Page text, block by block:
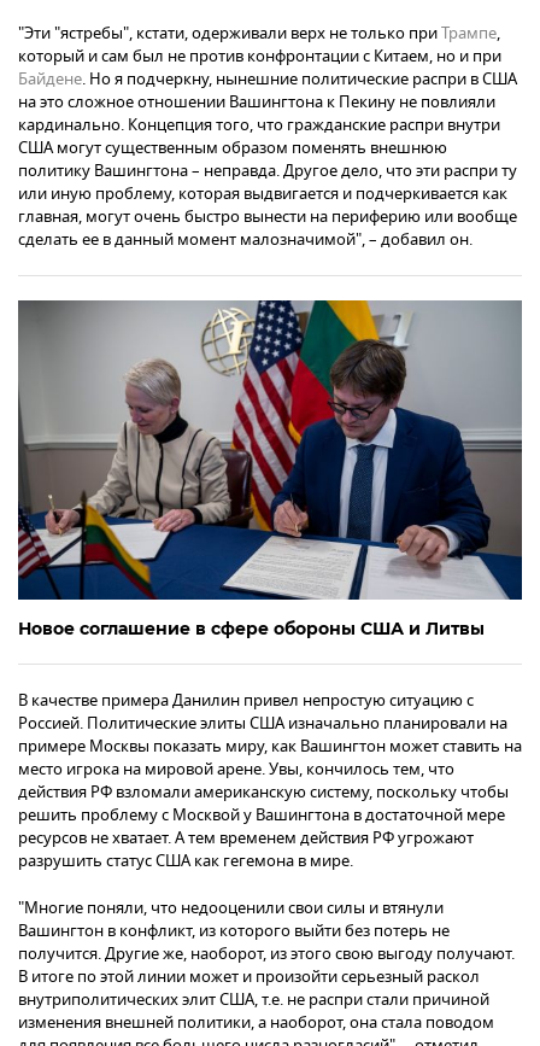
"Эти "ястребы", кстати, одерживали верх не только приТрампе,
который и сам был не против конфронтации с Китаем, но и при
Байдене. Но я подчеркну, нынешние политические распри в США
на это сложное отношении Вашингтона к Пекину не повлияли
кардинально. Концепция того, что гражданские распри внутри
США могут существенным образом поменять внешнюю
политику Вашингтона – неправда. Другое дело, что эти распри ту
или иную проблему, которая выдвигается и подчеркивается как
главная, могут очень быстро вынести на периферию или вообще
сделать ее в данный момент малозначимой", – добавил он.
Новое соглашение в сфере обороны США и Литвы
В качестве примера Данилин привел непростую ситуацию с
Россией. Политические элиты США изначально планировали на
примере Москвы показать миру, как Вашингтон может ставить на
место игрока на мировой арене. Увы, кончилось тем, что
действия РФ взломали американскую систему, поскольку чтобы
решить проблему с Москвой у Вашингтона в достаточной мере
ресурсов не хватает. А тем временем действия РФ угрожают
разрушить статус США как гегемона в мире.
"Многие поняли, что недооценили свои силы и втянули
Вашингтон в конфликт, из которого выйти без потерь не
получится. Другие же, наоборот, из этого свою выгоду получают.
В итоге по этой линии может и произойти серьезный раскол
внутриполитических элит США, т.е. не распри стали причиной
изменения внешней политики, а наоборот, она стала поводом